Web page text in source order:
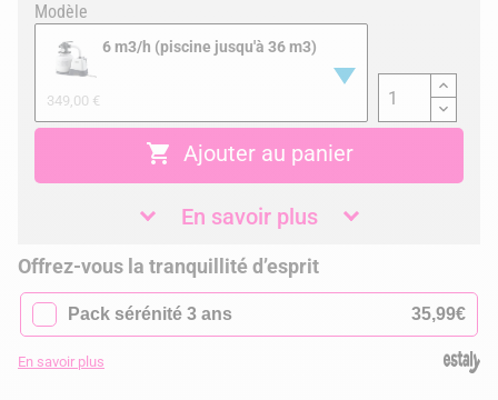
Modèle
6 m3/h (piscine jusqu'à 36 m3)
349,00 €
 Ajouter au panier
En savoir plus
Offrez-vous la tranquillité d’esprit
✓ Pack sérénité 3 ans 35,99€
En savoir plus